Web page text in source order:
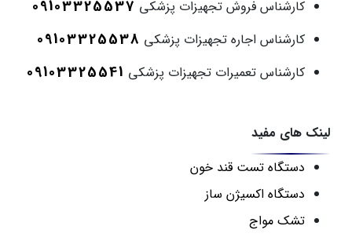
کارشناس فروش تجهیزات پزشکی 09103325537
کارشناس اجاره تجهیزات پزشکی 09103325538
کارشناس تعمیرات تجهیزات پزشکی 09103325541
لینک های مفید
دستگاه تست قند خون
دستگاه اکسیژن ساز
تشک مواج